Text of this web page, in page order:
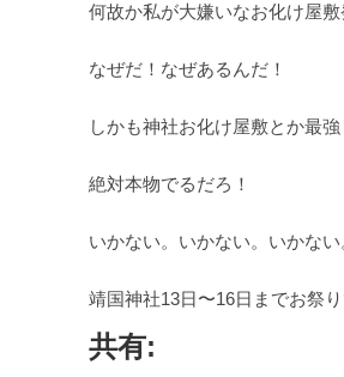
何故か私が大嫌いなお化け屋敷
なぜだ！なぜあるんだ！
しかも神社お化け屋敷とか最強
絶対本物でるだろ！
いかない。いかない。いかない
靖国神社13日〜16日までお祭り
共有: